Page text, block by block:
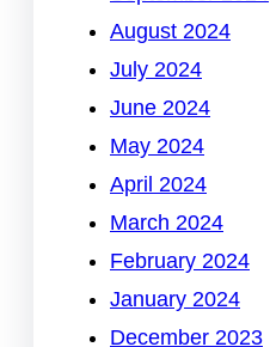
August 2024
July 2024
June 2024
May 2024
April 2024
March 2024
February 2024
January 2024
December 2023